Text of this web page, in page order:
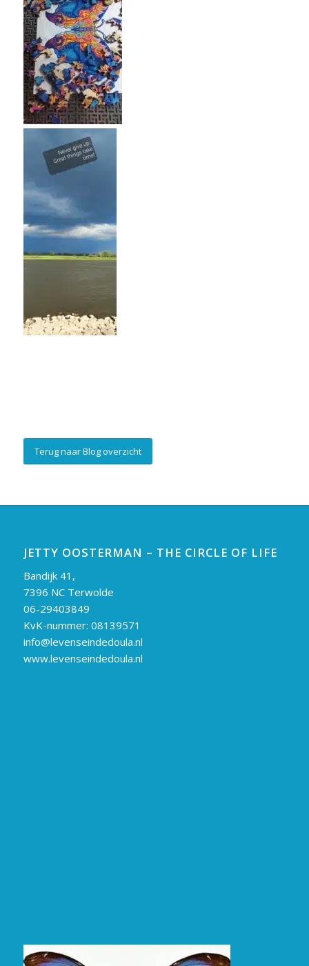
Terug naar Blog overzicht
JETTY OOSTERMAN – THE CIRCLE OF LIFE
Bandijk 41,
7396 NC Terwolde
06-29403849
KvK-nummer: 08139571
info@levenseindedoula.nl
www.levenseindedoula.nl